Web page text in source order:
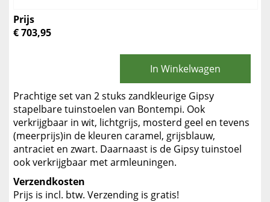
Prijs
€ 703,95
In Winkelwagen
Prachtige set van 2 stuks zandkleurige Gipsy
stapelbare tuinstoelen van Bontempi. Ook
verkrijgbaar in wit, lichtgrijs, mosterd geel en tevens
(meerprijs)in de kleuren caramel, grijsblauw,
antraciet en zwart. Daarnaast is de Gipsy tuinstoel
ook verkrijgbaar met armleuningen.
Verzendkosten
Prijs is incl. btw. Verzending is gratis!